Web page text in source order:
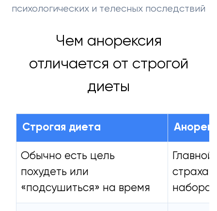
психологических и телесных последствий
Чем анорексия
отличается от строгой
диеты
Строгая диета
Обычно есть цель
похудеть или
«подсушиться» на время
страха
набора